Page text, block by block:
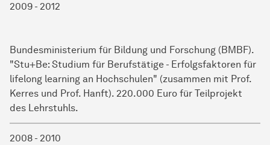
2009 - 2012
Bundesministerium für Bildung und Forschung (BMBF).
"Stu+Be: Studium für Berufstätige - Erfolgsfaktoren für
lifelong learning an Hochschulen" (zusammen mit Prof.
Kerres und Prof. Hanft). 220.000 Euro für Teilprojekt
des Lehrstuhls.
2008 - 2010